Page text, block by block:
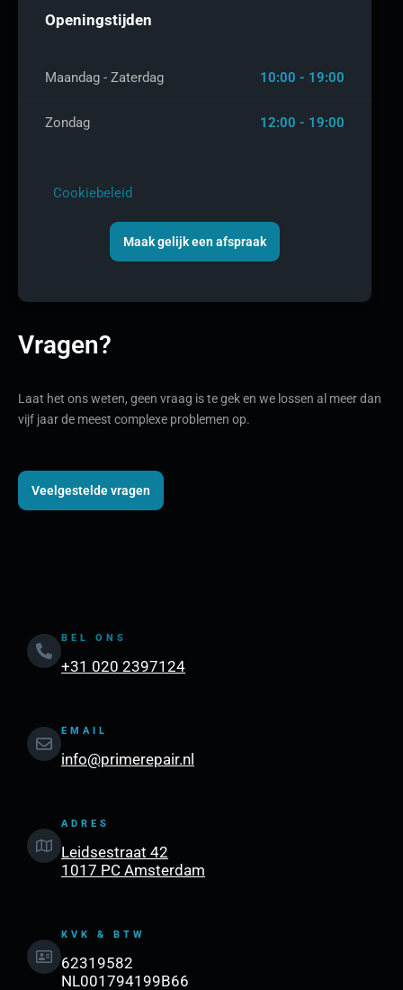
Openingstijden
Maandag - Zaterdag 10:00 - 19:00
Zondag 12:00 - 19:00
Cookiebeleid
Maak gelijk een afspraak
Vragen?
Laat het ons weten, geen vraag is te gek en we lossen al meer dan
vijf jaar de meest complexe problemen op.
Veelgestelde vragen
BEL ONS
+31 020 2397124
EMAIL
info@primerepair.nl
ADRES
Leidsestraat 42
1017 PC Amsterdam
KVK & BTW
62319582
NL001794199B66